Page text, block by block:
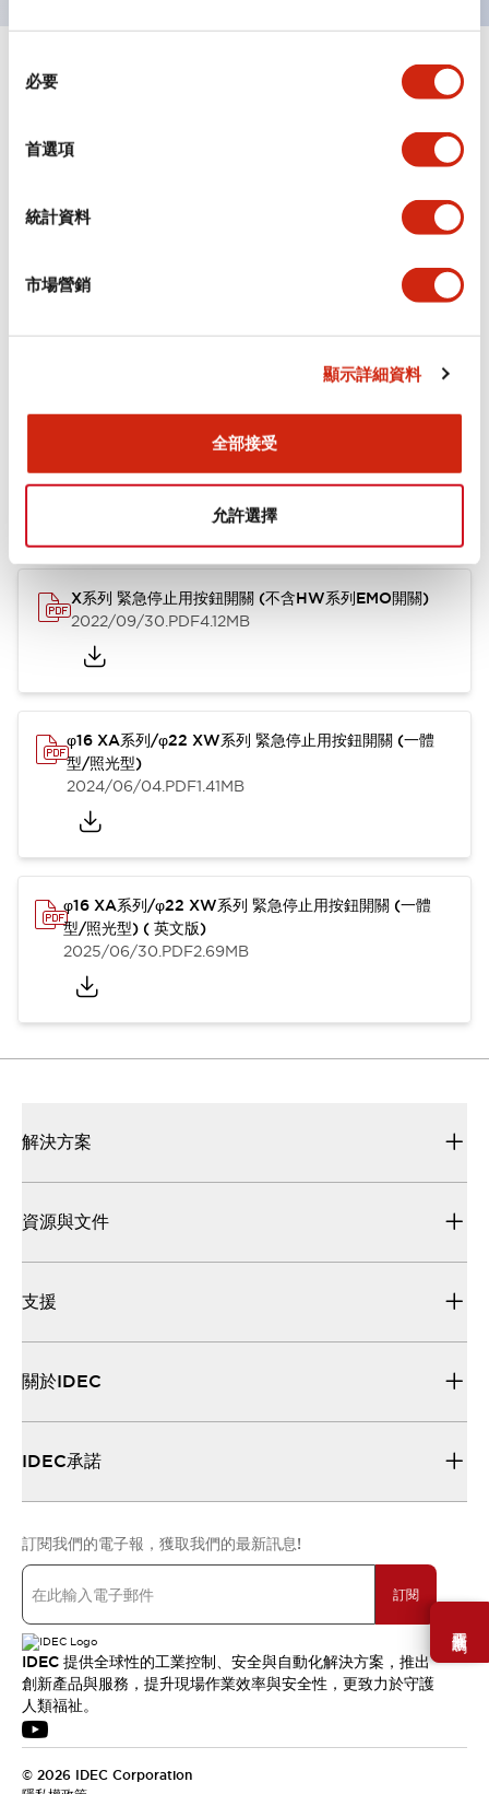
必要
首選項
統計資料
市場營銷
顯示詳細資料
全部接受
允許選擇
需要幫助嗎？
規格 顯示全部 +
使用說明書 CAD檔
X系列 緊急停止用按鈕開關 (不含HW系列EMO開關)
2022/09/30.PDF4.12MB
φ16 XA系列/φ22 XW系列 緊急停止用按鈕開關 (一體
型/照光型)
2024/06/04.PDF1.41MB
φ16 XA系列/φ22 XW系列 緊急停止用按鈕開關 (一體
型/照光型) ( 英文版)
2025/06/30.PDF2.69MB
解決方案
資源與文件
支援
關於IDEC
IDEC承諾
訂閱我們的電子報，獲取我們的最新訊息!
訂閱
IDEC 提供全球性的工業控制、安全與自動化解決方案，推出
創新產品與服務，提升現場作業效率與安全性，更致力於守護
人類福祉。
© 2026 IDEC Corporation